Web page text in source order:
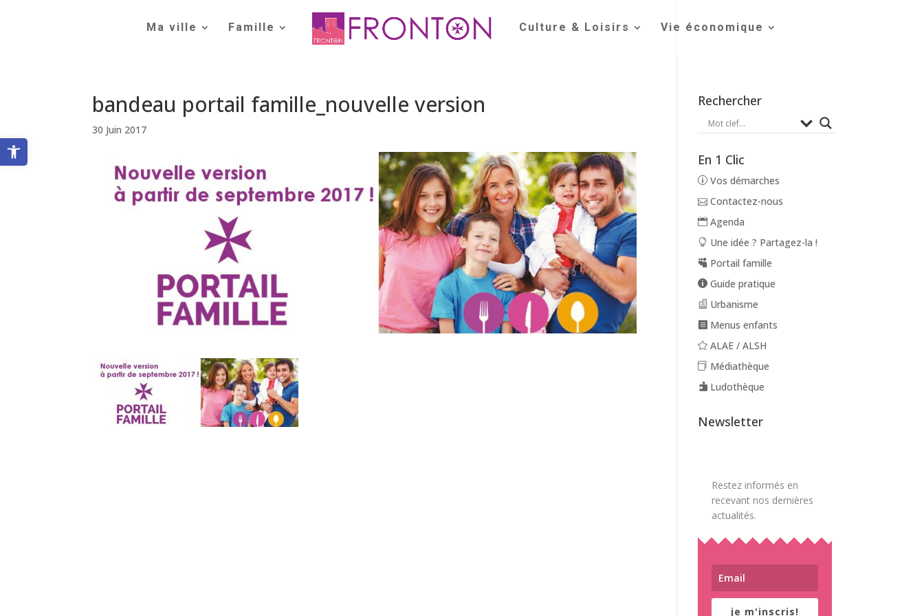
Ouvrir la barre d’outils
Ma ville Famille Culture & Loisirs Vie économique
bandeau portail famille_nouvelle version
30 Juin 2017
Rechercher
En 1 Clic
Vos démarches
Contactez-nous
Agenda
Une idée ? Partagez-la !
Portail famille
Guide pratique
Urbanisme
Menus enfants
ALAE / ALSH
Médiathèque
Ludothèque
Newsletter
Restez informés en
recevant nos dernières
actualités.
je m'inscris!